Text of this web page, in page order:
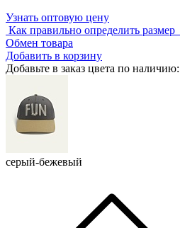
Узнать оптовую цену
Как правильно определить размер
Обмен товара
Добавить в корзину
Добавьте в заказ цвета по наличию:
серый-бежевый